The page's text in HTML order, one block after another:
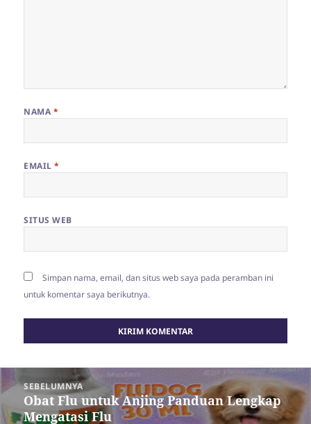
NAMA *
EMAIL*
SITUS WEB
Simpan nama, email, dan situs web saya pada peramban ini
untuk komentar saya berikutnya.
pos
SEBELUMNYA
Pos
sebelumnya:
Obat Flu untuk Anjing Panduan Lengkap
Mengatasi Flu